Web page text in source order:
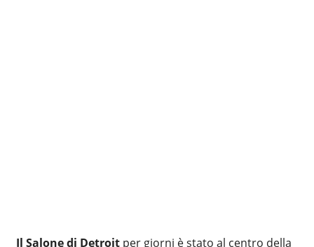
Il Salone di Detroitper giorni è stato al centro della